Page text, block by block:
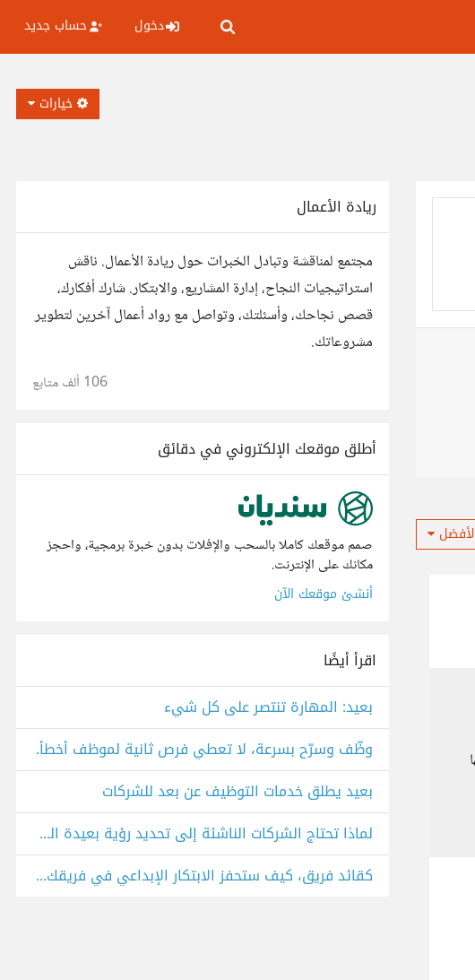
دخول حساب جديد
خيارات
ريادة الأعمال
مجتمع لمناقشة وتبادل الخبرات حول ريادة الأعمال. ناقش
استراتيجيات النجاح، إدارة المشاريع، والابتكار. شارك أفكارك،
قصص نجاحك، وأسئلتك، وتواصل مع رواد أعمال آخرين لتطوير
مشروعاتك.
106 ألف متابع
أطلق موقعك الإلكتروني في دقائق
صمم موقعك كاملا بالسحب والإفلات بدون خبرة برمجية، واحجز
مكانك على الإنترنت.
أنشئ موقعك الآن
اقرأ أيضًا
بعيد: المهارة تنتصر على كل شيء
وظّف وسرّح بسرعة، لا تعطي فرص ثانية لموظف أخطأ.
بعيد يطلق خدمات التوظيف عن بعد للشركات
لماذا تحتاج الشركات الناشئة إلى تحديد رؤية بعيدة المدى؟
كقائد فريق، كيف ستحفز الابتكار الإبداعي في فريقك البعيد؟